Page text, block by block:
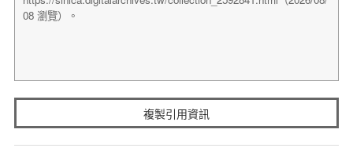
複製引用資訊